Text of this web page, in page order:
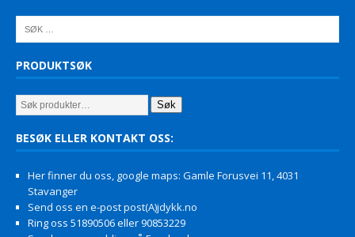
PRODUKTSØK
Søk
BESØK ELLER KONTAKT OSS:
Her finner du oss, google maps: Gamle Forusvei 11, 4031
Stavanger
Send oss en e-post post(A)jdykk.no
Ring oss 51890506 eller 90853229